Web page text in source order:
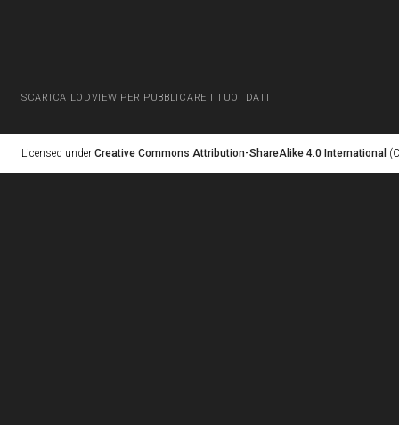
SCARICA LODVIEW PER PUBBLICARE I TUOI DATI
Licensed under Creative Commons Attribution-ShareAlike 4.0 International